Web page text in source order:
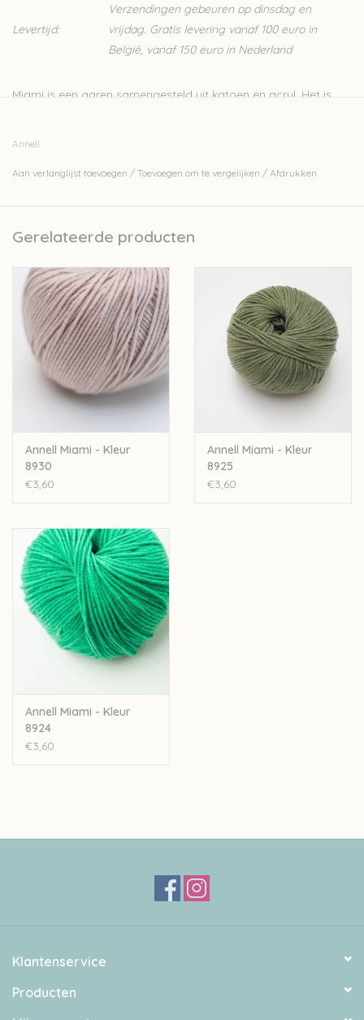
Levertijd:
Verzendingen gebeuren op dinsdag en
vrijdag. Gratis levering vanaf 100 euro in
België, vanaf 150 euro in Nederland
Miami is een garen samengesteld uit katoen en acryl. Het is
haken van amigrumi’s.
50gr – 140m
Let op: het kleur op beeld kan afwijken van de werkelijke kleur.
Wil je meer wol bestellen dan er momenteel bij ons op
voorraad is? Stuur een mailtje naar
Lien@Wolder.be. Annell is
een Belgisch bedrijf, waardoor we makkelijk wol kunnen
bijbestellen op vraag.
Annell
Aan verlanglijst toevoegen / Toevoegen om te vergelijken / Afdrukken
Gerelateerde producten
Annell Miami - Kleur
8930
€3,60
Annell Miami - Kleur
8925
€3,60
Annell Miami - Kleur
8924
€3,60
Klantenservice
Producten